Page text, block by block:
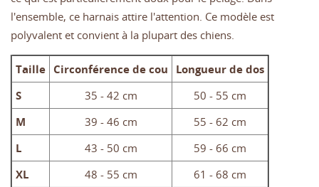
l'ensemble, ce harnais attire l'attention. Ce modèle est
polyvalent et convient à la plupart des chiens.
Taille Circonférence de cou
Longueur de dos
S
35 - 42 cm
50 - 55 cm
M
39 - 46 cm
55 - 62 cm
L
43 - 50 cm
59 - 66 cm
XL
48 - 55 cm
61 - 68 cm